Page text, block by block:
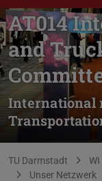
AT014
and
International
Sie befinden sich
TU Darmstadt WI
Unser Netzwerk